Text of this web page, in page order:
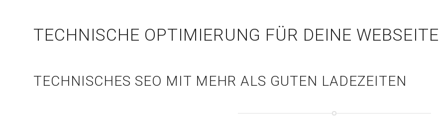
TECHNISCHE OPTIMIERUNG FÜR DEINE WEBSEITE
TECHNISCHES SEO MIT MEHR ALS GUTEN LADEZEITEN